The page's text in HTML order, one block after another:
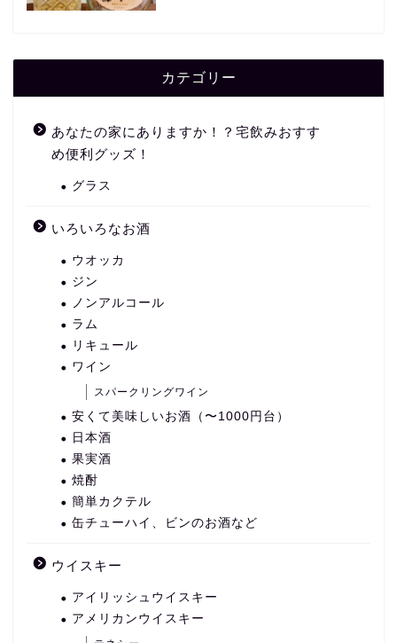
カテゴリー
あなたの家にありますか！？宅飲みおすす
め便利グッズ！
グラス
いろいろなお酒
ウオッカ
ジン
ノンアルコール
ラム
リキュール
ワイン
スパークリングワイン
安くて美味しいお酒（〜1000円台）
日本酒
果実酒
焼酎
簡単カクテル
缶チューハイ、ビンのお酒など
ウイスキー
アイリッシュウイスキー
アメリカンウイスキー